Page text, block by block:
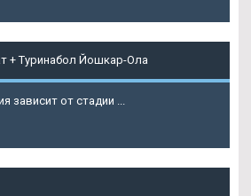
+ Туринабол Йошкар-Ола
зависит от стадии ...